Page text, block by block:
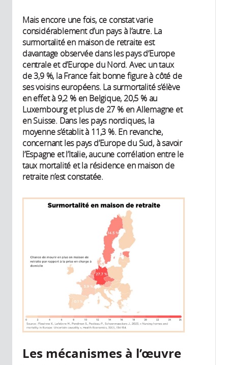
Mais encore une fois, ce constat varie
considérablement d’un pays à l’autre. La
surmortalité en maison de retraite est
davantage observée dans les pays d’Europe
centrale et d’Europe du Nord. Avec un taux
de 3,9 %, la France fait bonne figure à côté de
ses voisins européens. La surmortalité s’élève
en effet à 9,2 % en Belgique, 20,5 % au
Luxembourg et plus de 27 % en Allemagne et
en Suisse. Dans les pays nordiques, la
moyenne s’établit à 11,3 %. En revanche,
concernant les pays d’Europe du Sud, à savoir
l’Espagne et l’Italie, aucune corrélation entre le
taux mortalité et la résidence en maison de
retraite n’est constatée.
Les mécanismes à l’œuvre